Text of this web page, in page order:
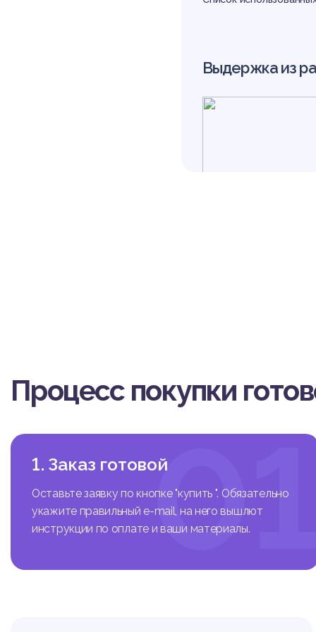
Выдержка из
Процесс покупки
1. Заказ готовой
Оставьте заявку по кнопке "купить ". Обязательно
укажите правильный e-mail, на него вышлют
инструкции по оплате и ваши материалы.